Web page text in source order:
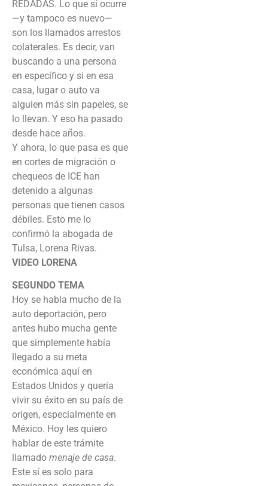
REDADAS. Lo que sí ocurre
—y tampoco es nuevo—
son los llamados arrestos
colaterales. Es decir, van
buscando a una persona
en específico y si en esa
casa, lugar o auto va
alguien más sin papeles, se
lo llevan. Y eso ha pasado
desde hace años.
Y ahora, lo que pasa es que
en cortes de migración o
chequeos de ICE han
detenido a algunas
personas que tienen casos
débiles. Esto me lo
confirmó la abogada de
Tulsa, Lorena Rivas.
VIDEO LORENA
SEGUNDO TEMA
Hoy se habla mucho de la
auto deportación, pero
antes hubo mucha gente
que simplemente había
llegado a su meta
económica aquí en
Estados Unidos y quería
vivir su éxito en su país de
origen, especialmente en
México. Hoy les quiero
hablar de este trámite
llamado menaje de casa.
Este sí es solo para